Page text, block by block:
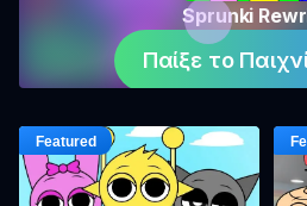
Sprunki
Παίξε το